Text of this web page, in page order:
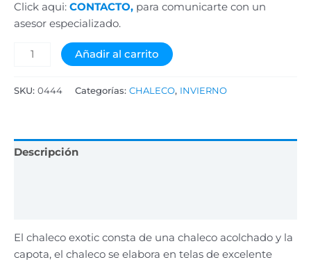
Click aqui: CONTACTO, para comunicarte con un
asesor especializado.
Añadir al carrito
SKU: 0444 Categorías: CHALECO, INVIERNO
Descripción
El chaleco exotic consta de una chaleco acolchado y la
capota, el chaleco se elabora en telas de excelente